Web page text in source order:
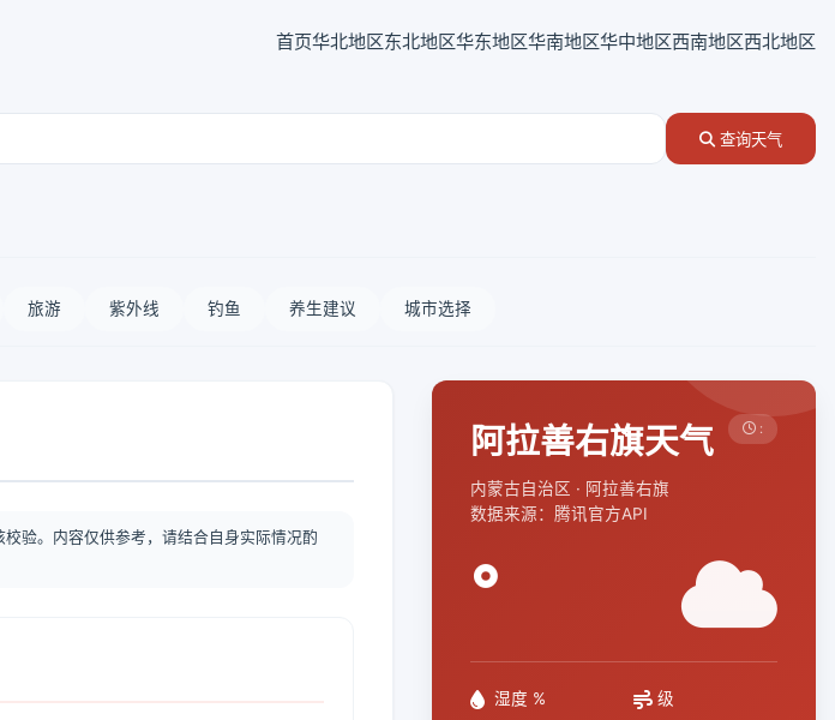
首页华北地区东北地区华东地区华南地区华中地区西南地区西北地区
查询天气
旅游 紫外线 钓鱼 养生建议 城市选择
验。内容仅供参考，请结合自身实际情况酌
阿拉善右旗天气
内蒙古自治区 · 阿拉善右旗
数据来源：腾讯官方API
:
°
湿度 % 级